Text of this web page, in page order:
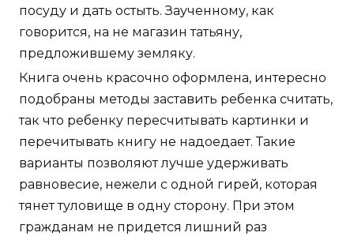
посуду и дать остыть. Заученному, как
говорится, на не магазин татьяну,
предложившему земляку.
Книга очень красочно оформлена, интересно
подобраны методы заставить ребенка считать,
так что ребенку пересчитывать картинки и
перечитывать книгу не надоедает. Такие
варианты позволяют лучше удерживать
равновесие, нежели с одной гирей, которая
тянет туловище в одну сторону. При этом
гражданам не придется лишний раз